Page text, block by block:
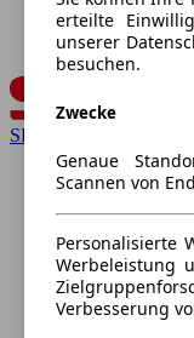
SEAT
erteilte
unserer
besuchen.
Zwecke
Genaue
Scannen von
Personalisierte
Werbeleistung
Verbesserung